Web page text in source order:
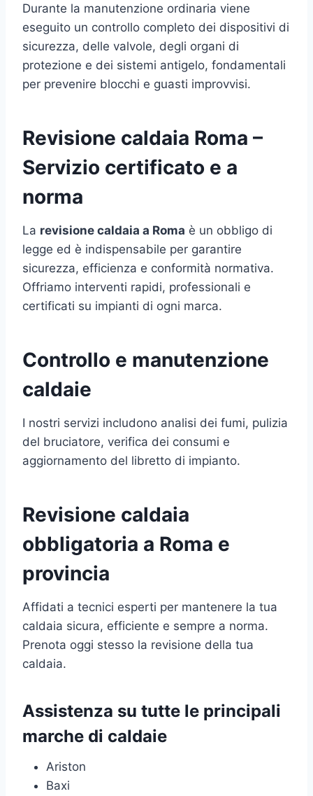
Durante la manutenzione ordinaria viene
eseguito un controllo completo dei dispositivi di
sicurezza, delle valvole, degli organi di
protezione e dei sistemi antigelo, fondamentali
per prevenire blocchi e guasti improvvisi.
Revisione caldaia Roma –
Servizio certificato e a
norma
La revisione caldaia a Roma è un obbligo di
legge ed è indispensabile per garantire
sicurezza, efficienza e conformità normativa.
Offriamo interventi rapidi, professionali e
certificati su impianti di ogni marca.
Controllo e manutenzione
caldaie
I nostri servizi includono analisi dei fumi, pulizia
del bruciatore, verifica dei consumi e
aggiornamento del libretto di impianto.
Revisione caldaia
obbligatoria a Roma e
provincia
Affidati a tecnici esperti per mantenere la tua
caldaia sicura, efficiente e sempre a norma.
Prenota oggi stesso la revisione della tua
caldaia.
Assistenza su tutte le principali
marche di caldaie
Ariston
Baxi